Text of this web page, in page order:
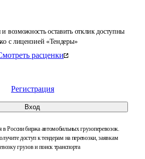
возможность оставить отклик доступны
с лицензией «Тендеры»
расценки
Регистрация
Вход
России биржа автомобильных грузоперевозок.
доступ к тендерам на перевозки, заявкам
грузов и поиск транспорта